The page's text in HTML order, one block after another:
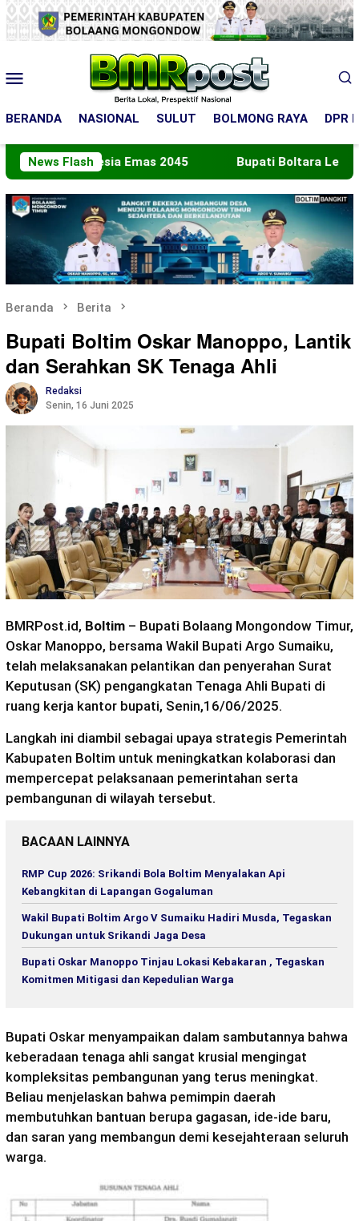
Loncat
ke
konten
Mobile
BERANDA NASIONAL SULUT BOLMONG RAYA DPR
News Flash
Emas 2045 Bupati Boltara Lepas Kontingen
Beranda Berita
Bupati Boltim Oskar Manoppo, Lantik
dan Serahkan SK Tenaga Ahli
Redaksi
Senin, 16 Juni 2025
BMRPost.id, Boltim – Bupati Bolaang Mongondow Timur,
Oskar Manoppo, bersama Wakil Bupati Argo Sumaiku,
telah melaksanakan pelantikan dan penyerahan Surat
Keputusan (SK) pengangkatan Tenaga Ahli Bupati di
ruang kerja kantor bupati, Senin,16/06/2025.
Langkah ini diambil sebagai upaya strategis Pemerintah
Kabupaten Boltim untuk meningkatkan kolaborasi dan
mempercepat pelaksanaan pemerintahan serta
pembangunan di wilayah tersebut.
BACAAN LAINNYA
RMP Cup 2026: Srikandi Bola Boltim Menyalakan Api
Kebangkitan di Lapangan Gogaluman
Wakil Bupati Boltim Argo V Sumaiku Hadiri Musda, Tegaskan
Dukungan untuk Srikandi Jaga Desa
Bupati Oskar Manoppo Tinjau Lokasi Kebakaran , Tegaskan
Komitmen Mitigasi dan Kepedulian Warga
Bupati Oskar menyampaikan dalam sambutannya bahwa
keberadaan tenaga ahli sangat krusial mengingat
kompleksitas pembangunan yang terus meningkat.
Beliau menjelaskan bahwa pemimpin daerah
membutuhkan bantuan berupa gagasan, ide-ide baru,
dan saran yang membangun demi kesejahteraan seluruh
warga.